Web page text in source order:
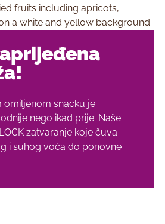
omiljenom snacku je
nego ikad prije. Naše
zatvaranje koje čuva
i suhog voća do ponovne